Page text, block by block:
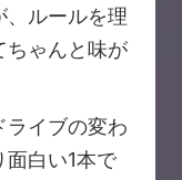
、ルールを理
ちゃんと味が
ライブの変わ
面白い1本で